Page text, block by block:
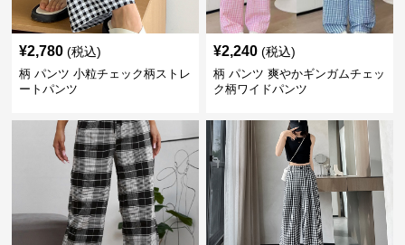
¥2,780 (税込)
柄 パンツ 小粒チェック柄ストレ
ートパンツ
¥2,240 (税込)
柄 パンツ 爽やかギンガムチェッ
ク柄ワイドパンツ